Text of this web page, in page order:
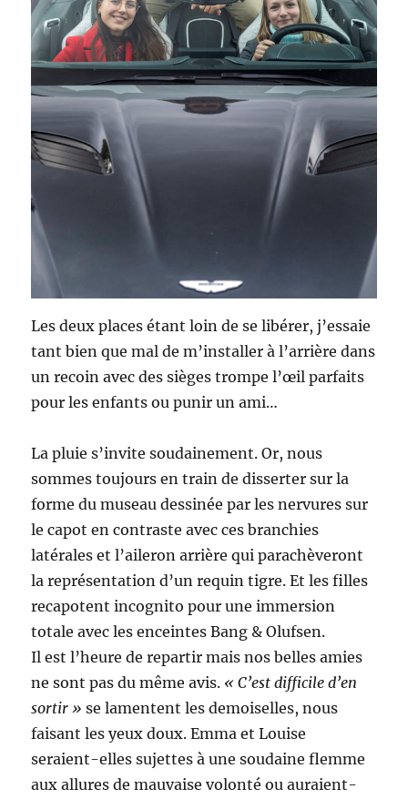
Les deux places étant loin de se libérer, j’essaie
tant bien que mal de m’installer à l’arrière dans
un recoin avec des sièges trompe l’œil parfaits
pour les enfants ou punir un ami…
La pluie s’invite soudainement. Or, nous
sommes toujours en train de disserter sur la
forme du museau dessinée par les nervures sur
le capot en contraste avec ces branchies
latérales et l’aileron arrière qui parachèveront
la représentation d’un requin tigre. Et les filles
recapotent incognito pour une immersion
totale avec les enceintes Bang & Olufsen.
Il est l’heure de repartir mais nos belles amies
ne sont pas du même avis. « C’est difficile d’en
sortir » se lamentent les demoiselles, nous
faisant les yeux doux. Emma et Louise
seraient-elles sujettes à une soudaine flemme
aux allures de mauvaise volonté ou auraient-